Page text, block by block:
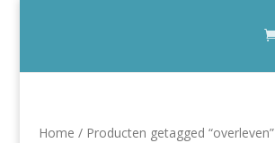
Home / Producten getagged “overleven”